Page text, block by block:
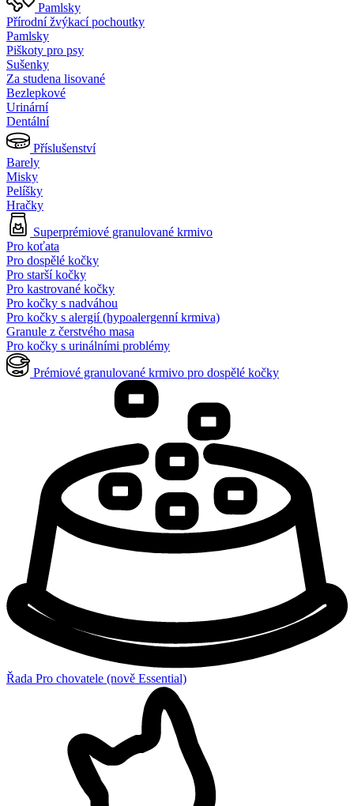
Pamlsky
Přírodní žvýkací pochoutky
Pamlsky
Piškoty pro psy
Sušenky
Za studena lisované
Bezlepkové
Urinární
Dentální
Příslušenství
Barely
Misky
Pelíšky
Hračky
Superprémiové granulované krmivo
Pro koťata
Pro dospělé kočky
Pro starší kočky
Pro kastrované kočky
Pro kočky s nadváhou
Pro kočky s alergií (hypoalergenní krmiva)
Granule z čerstvého masa
Pro kočky s urinálními problémy
Prémiové granulované krmivo pro dospělé kočky
Řada Pro chovatele (nově Essential)